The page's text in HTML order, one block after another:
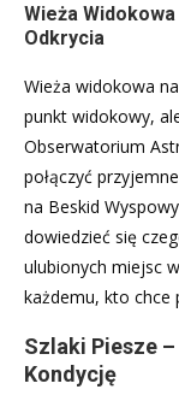
Wieża
Odkrycia
Wieża widokowa
punkt widokowy,
Obserwatorium
połączyć
na Beskid
dowiedzieć się
ulubionych miejsc
każdemu, kto chce
Szlaki Piesze
Kondycję